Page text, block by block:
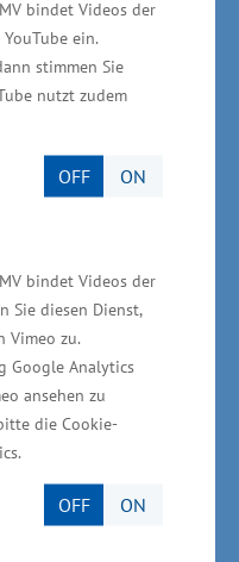
bindet Videos der
ein.
stimmen Sie
nutzt zudem
OFF ON
bindet Videos der
Sie diesen Dienst,
Vimeo zu.
Google Analytics
ansehen zu
die Cookie-
OFF ON
wirtschaftlichen
gehören
auszeichnen“,
haben sich
eingesetzt, sei
Unterstützung
„Lieber Herr
seine
für Ihr
Mecklenburg-
für die Region.
mit der Insel
die hier leben.